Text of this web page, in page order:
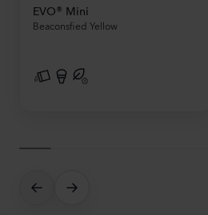
EVO® Mini
Beaconsfied Yellow